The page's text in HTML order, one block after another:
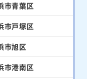
市青葉区
市戸塚区
市旭区
市港南区